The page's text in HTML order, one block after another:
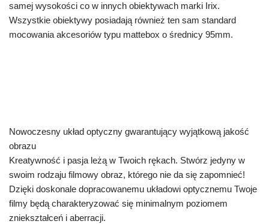
samej wysokości co w innych obiektywach marki Irix.
Wszystkie obiektywy posiadają również ten sam standard
mocowania akcesoriów typu mattebox o średnicy 95mm.
Nowoczesny układ optyczny gwarantujący wyjątkową jakość
obrazu
Kreatywność i pasja leżą w Twoich rękach. Stwórz jedyny w
swoim rodzaju filmowy obraz, którego nie da się zapomnieć!
Dzięki doskonale dopracowanemu układowi optycznemu Twoje
filmy będą charakteryzować się minimalnym poziomem
zniekształceń i aberracji.